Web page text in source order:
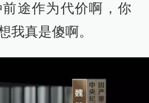
途作为代价啊，你
我真是傻啊。